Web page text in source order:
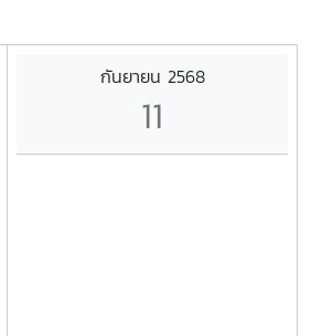
กันยายน 2568
11